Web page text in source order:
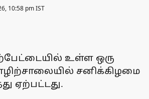
10:58 pm IST
உள்ள ஒரு
சனிக்கிழமை
ஏற்பட்டது.